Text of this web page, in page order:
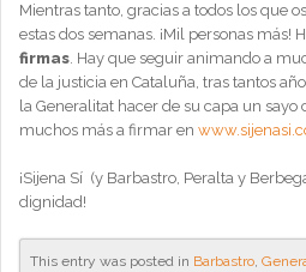
Mientras tanto, gracias a todos los que
estas dos semanas. ¡Mil personas más!
firmas. Hay que seguir animando a
de la justicia en Cataluña, tras tantos
la Generalitat hacer de su capa un
muchos más a firmar en
¡Sijena Sí (y Barbastro, Peralta y
dignidad!
This entry was posted in Barbastro,